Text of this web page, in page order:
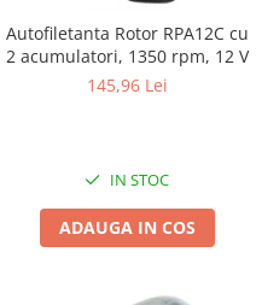
Autofiletanta Rotor RPA12C cu
2 acumulatori, 1350 rpm, 12 V
145,96 Lei
IN STOC
ADAUGA IN COS